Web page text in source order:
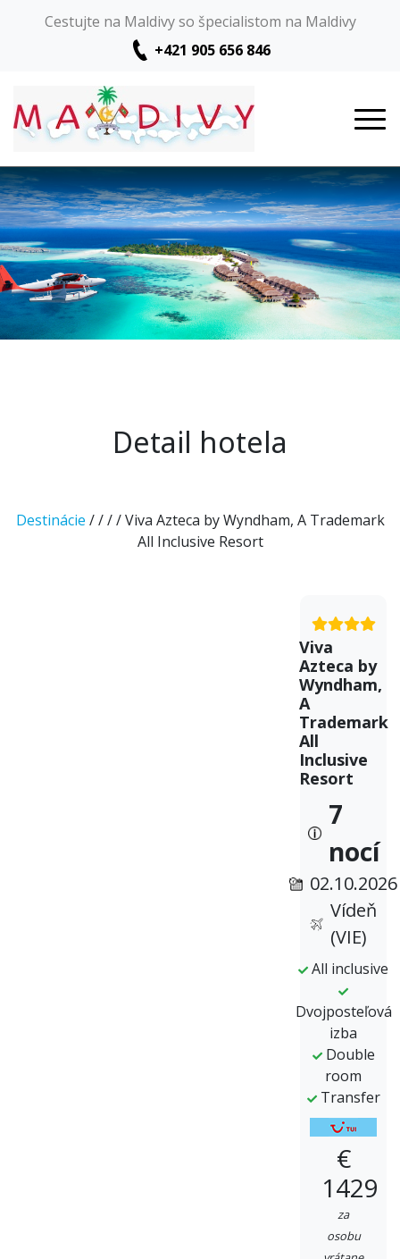
Cestujte na Maldivy so špecialistom na Maldivy
+421 905 656 846
Detail hotela
Destinácie //// Viva Azteca by Wyndham, A Trademark
All Inclusive Resort
Viva
Azteca by
Wyndham,
A
Trademark
All
Inclusive
Resort
7
nocí
02.10.2026
Vídeň
(VIE)
All inclusive
Dvojposteľová
izba
Double
room
Transfer
€
1429
za
osobu